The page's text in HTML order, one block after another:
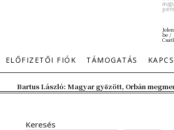
be /
ELŐFIZETŐI FIÓK TÁMOGATÁS
Bartus László: Magyar győzött, Orbán
Keresés